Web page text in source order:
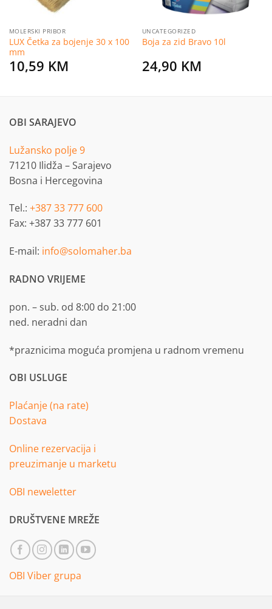
MOLERSKI PRIBOR
LUX Četka za bojenje 30 x 100
mm
10,59 KM
UNCATEGORIZED
Boja za zid Bravo 10l
24,90 KM
OBI SARAJEVO
Lužansko polje 9
71210 Ilidža – Sarajevo
Bosna i Hercegovina
Tel.: +387 33 777 600
Fax: +387 33 777 601
E-mail: info@solomaher.ba
RADNO VRIJEME
pon. – sub. od 8:00 do 21:00
ned. neradni dan
*praznicima moguća promjena u radnom vremenu
OBI USLUGE
Plaćanje (na rate)
Dostava
Online rezervacija i
preuzimanje u marketu
OBI neweletter
DRUŠTVENE MREŽE
OBI Viber grupa